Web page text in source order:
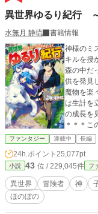
異世界ゆるり紀行
水無月 静琉
書籍情報
神様のミ
キルを授
森の中だ
供を発見
魔物を楽
は生計を
の成長を
＊＊＊こ
くは近況
ファンタジー 連載中 長編
24h.ポイント 25,077pt
小説 43 位 / 229,045件 フ
異世界 冒険者 神
ほのぼの